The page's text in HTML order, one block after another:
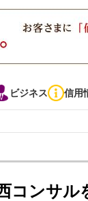
ビジネス 信用
コンサル